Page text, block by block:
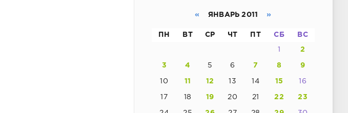
« ЯНВАРЬ 2011 »
ПН ВТ СР ЧТ ПТ СБ ВС
1 2
3 4 5 6 7 8 9
10 11 12 13 14 15 16
17 18 19 20 21 22 23